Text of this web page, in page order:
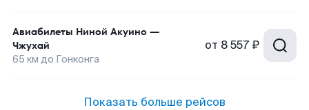
Авиабилеты Ниной Акуино —
Чжухай
65 км до Гонконга
от 8 557 ₽
Показать больше рейсов